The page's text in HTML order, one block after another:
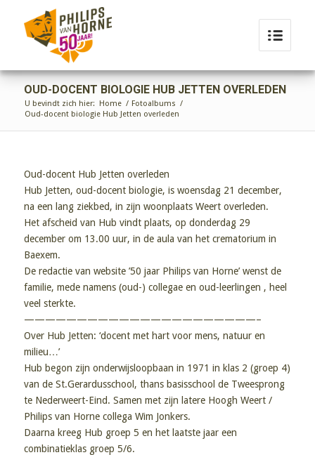
OUD-DOCENT BIOLOGIE HUB JETTEN OVERLEDEN
U bevindt zich hier: Home / Fotoalbums /
Oud-docent biologie Hub Jetten overleden
Oud-docent Hub Jetten overleden
Hub Jetten, oud-docent biologie, is woensdag 21 december,
na een lang ziekbed, in zijn woonplaats Weert overleden.
Het afscheid van Hub vindt plaats, op donderdag 29
december om 13.00 uur, in de aula van het crematorium in
Baexem.
De redactie van website ’50 jaar Philips van Horne’ wenst de
familie, mede namens (oud-) collegae en oud-leerlingen , heel
veel sterkte.
——————————————————————–
Over Hub Jetten: ‘docent met hart voor mens, natuur en
milieu…’
Hub begon zijn onderwijsloopbaan in 1971 in klas 2 (groep 4)
van de St.Gerardusschool, thans basisschool de Tweesprong
te Nederweert-Eind. Samen met zijn latere Hoogh Weert /
Philips van Horne collega Wim Jonkers.
Daarna kreeg Hub groep 5 en het laatste jaar een
combinatieklas groep 5/6.